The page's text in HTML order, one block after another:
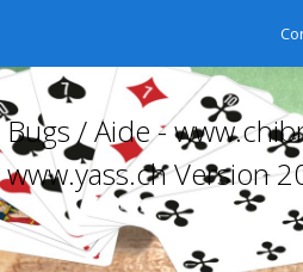
Bugs / Aide -
www.yass.ch Version